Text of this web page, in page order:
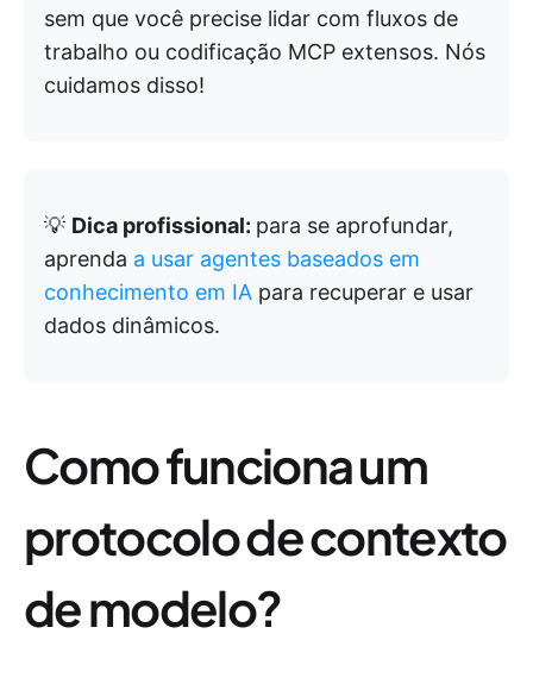
sem que você precise lidar com fluxos de
trabalho ou codificação MCP extensos. Nós
cuidamos disso!
💡 Dica profissional: para se aprofundar,
aprenda a usar agentes baseados em
conhecimento em IA para recuperar e usar
dados dinâmicos.
Como funciona um
protocolo de contexto
de modelo?